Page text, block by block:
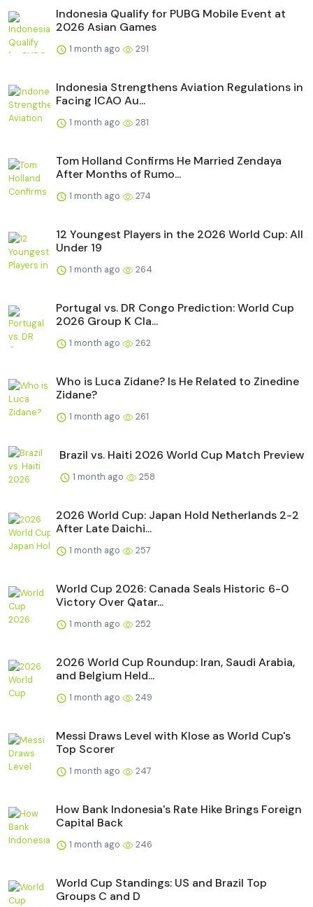
Indonesia Qualify for PUBG Mobile Event at
2026 Asian Games
1 month ago 291
Indonesia Strengthens Aviation Regulations in
Facing ICAO Au...
1 month ago 281
Tom Holland Confirms He Married Zendaya
After Months of Rumo...
1 month ago 274
12 Youngest Players in the 2026 World Cup: All
Under 19
1 month ago 264
Portugal vs. DR Congo Prediction: World Cup
2026 Group K Cla...
1 month ago 262
Who is Luca Zidane? Is He Related to Zinedine
Zidane?
1 month ago 261
Brazil vs. Haiti 2026 World Cup Match Preview
1 month ago 258
2026 World Cup: Japan Hold Netherlands 2-2
After Late Daichi...
1 month ago 257
World Cup 2026: Canada Seals Historic 6-0
Victory Over Qatar...
1 month ago 252
2026 World Cup Roundup: Iran, Saudi Arabia,
and Belgium Held...
1 month ago 249
Messi Draws Level with Klose as World Cup's
Top Scorer
1 month ago 247
How Bank Indonesia's Rate Hike Brings Foreign
Capital Back
1 month ago 246
World Cup Standings: US and Brazil Top
Groups C and D